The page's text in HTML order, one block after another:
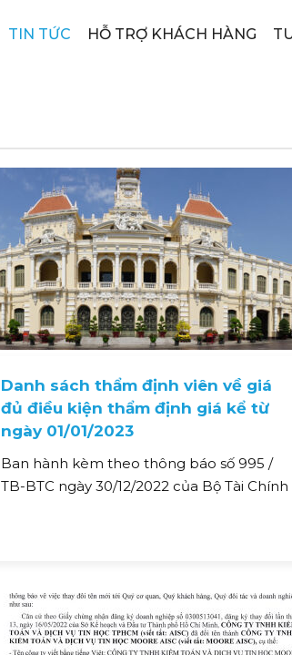
TIN TỨC HỖ TRỢ KHÁCH HÀNG
Danh sách thẩm định viên về giá
đủ điều kiện thẩm định giá kể từ
ngày 01/01/2023
Ban hành kèm theo thông báo số 995 /
TB-BTC ngày 30/12/2022 của Bộ Tài Chính